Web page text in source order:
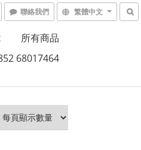
聯絡我們 繁體中文
所有商品
68017464